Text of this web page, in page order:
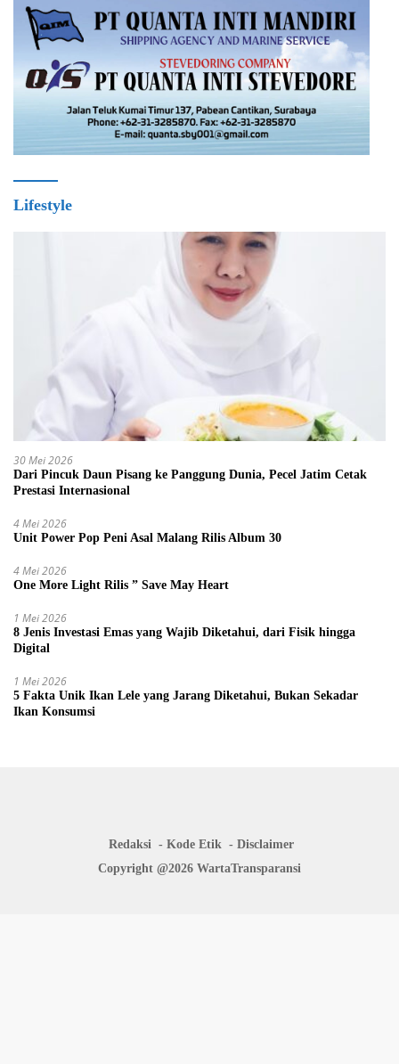
Lifestyle
30 Mei 2026
Dari Pincuk Daun Pisang ke Panggung Dunia, Pecel Jatim Cetak
Prestasi Internasional
4 Mei 2026
Unit Power Pop Peni Asal Malang Rilis Album 30
4 Mei 2026
One More Light Rilis ” Save May Heart
1 Mei 2026
8 Jenis Investasi Emas yang Wajib Diketahui, dari Fisik hingga
Digital
1 Mei 2026
5 Fakta Unik Ikan Lele yang Jarang Diketahui, Bukan Sekadar
Ikan Konsumsi
Redaksi Kode Etik
Disclaimer
Copyright @2026 WartaTransparansi